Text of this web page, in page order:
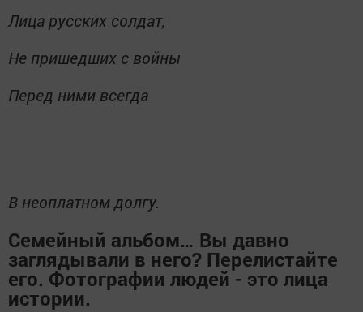
Лица русских солдат,
Не пришедших с войны
Перед ними всегда
В неоплатном долгу.
Семейный альбом… Вы давно
заглядывали в него? Перелистайте
его. Фотографии людей - это лица
истории.